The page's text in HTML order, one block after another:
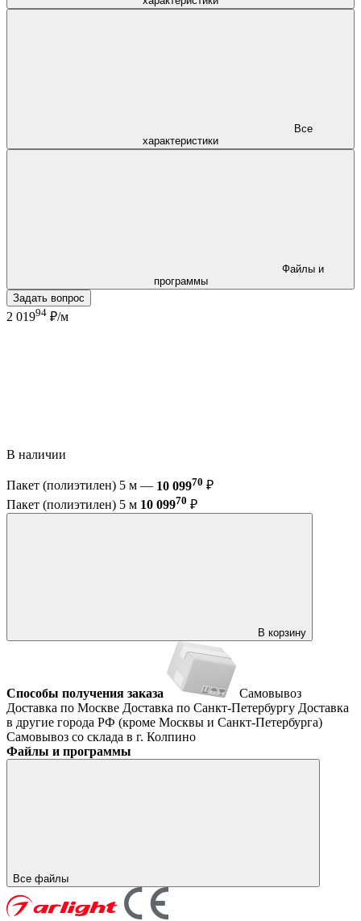
характеристики
программы
Задать вопрос
2 01994 ₽/м
В наличии
Пакет (полиэтилен) 5 м — 10 09970 ₽
Пакет (полиэтилен) 5 м 10 09970 ₽
В корзину
Способы получения заказа
Самовывоз
Доставка по Москве Доставка по Санкт-Петербургу Доставка
в другие города РФ (кроме Москвы и Санкт-Петербурга)
Самовывоз со склада в г. Колпино
Файлы и программы
Все файлы